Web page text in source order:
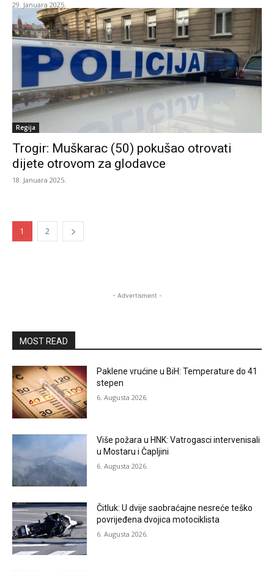
29. Januara 2025.
Regija
Trogir: Muškarac (50) pokušao otrovati
dijete otrovom za glodavce
18. Januara 2025.
1 2
- Advertisment -
MOST READ
Paklene vrućine u BiH: Temperature do 41
stepen
6. Augusta 2026.
Više požara u HNK: Vatrogasci intervenisali
u Mostaru i Čapljini
6. Augusta 2026.
Čitluk: U dvije saobraćajne nesreće teško
povrijeđena dvojica motociklista
6. Augusta 2026.